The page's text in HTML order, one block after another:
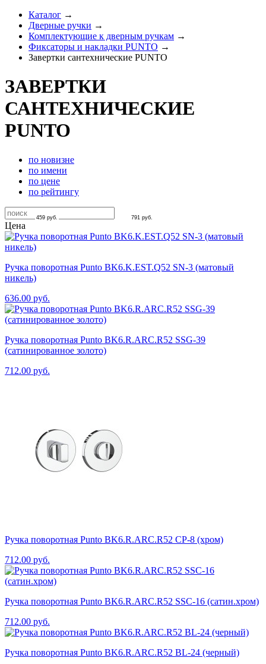
Каталог →
Дверные ручки →
Комплектующие к дверным ручкам →
Фиксаторы и накладки PUNTO →
Завертки сантехнические PUNTO
ЗАВЕРТКИ
САНТЕХНИЧЕСКИЕ
PUNTO
по новизне
по имени
по цене
по рейтингу
Цена
459 руб. 791 руб.
Ручка поворотная Punto BK6.K.EST.Q52 SN-3 (матовый
никель)
636.00 руб.
Ручка поворотная Punto BK6.R.ARC.R52 SSG-39
(сатинированное золото)
712.00 руб.
Ручка поворотная Punto BK6.R.ARC.R52 CP-8 (хром)
712.00 руб.
Ручка поворотная Punto BK6.R.ARC.R52 SSC-16 (сатин.хром)
712.00 руб.
Ручка поворотная Punto BK6.R.ARC.R52 BL-24 (черный)